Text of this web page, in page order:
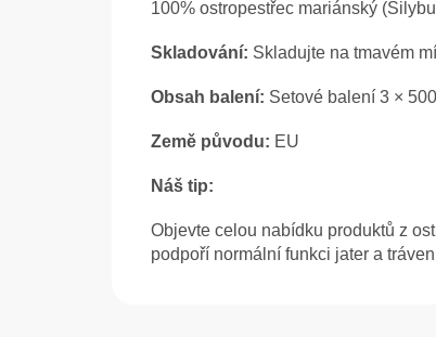
100% ostropestřec mariánský
Skladování: Skladujte na tmavém
Obsah balení: Setové balení 3 ×
Země původu: EU
Náš tip:
Objevte celou nabídku produktů z
podpoří normální funkci jater a